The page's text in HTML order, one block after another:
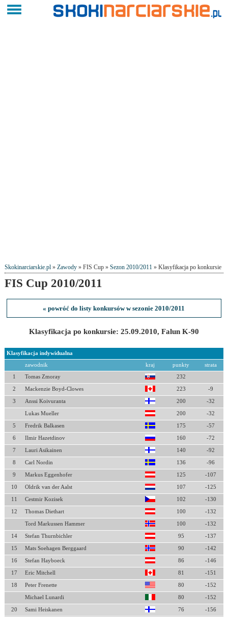
Skokinarciarskie.pl» Zawody» FIS Cup » Sezon 2010/2011» Klasyfikacja po konkursie
FIS Cup 2010/2011
« powróć do listy konkursów w sezonie 2010/2011
Klasyfikacja po konkursie: 25.09.2010, Falun K-90
Klasyfikacja indywidualna
zawodnik kraj punkty strata
1 Tomas Zmoray 232
2 Mackenzie Boyd-Clowes 223 -9
3 Anssi Koivuranta 200 -32
Lukas Mueller 200 -32
5 Fredrik Balkasen 175 -57
6 Ilmir Hazetdinov 160 -72
7 Lauri Asikainen 140 -92
8 Carl Nordin 136 -96
9 Markus Eggenhofer 125 -107
10 Oldrik van der Aalst 107 -125
11 Cestmir Kozisek 102 -130
12 Thomas Diethart 100 -132
Tord Markussen Hammer 100 -132
14 Stefan Thurnbichler 95 -137
15 Mats Soehagen Berggaard 90 -142
16 Stefan Hayboeck 86 -146
17 Eric Mitchell 81 -151
18 Peter Frenette 80 -152
Michael Lunardi 80 -152
20 Sami Heiskanen 76 -156